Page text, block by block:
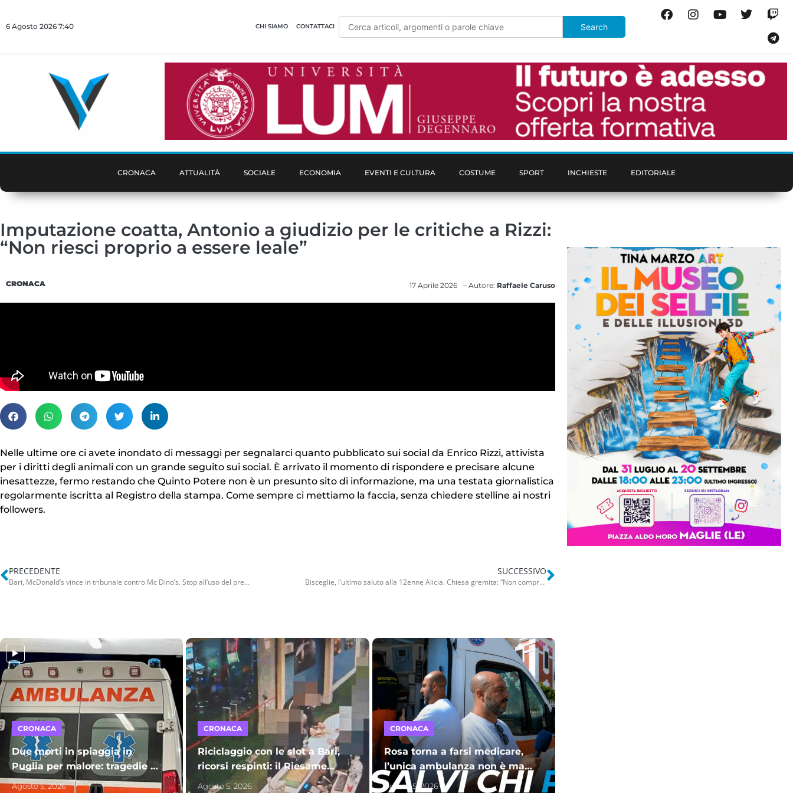
6 Agosto 2026 7:40 CHI SIAMO CONTATTACI
CRONACA ATTUALITÀ SOCIALE ECONOMIA EVENTI E CULTURA COSTUME SPORT INCHIESTE EDITORIALE
Imputazione coatta, Antonio a giudizio per le critiche a Rizzi:
“Non riesci proprio a essere leale”
CRONACA 17 Aprile 2026 – Autore: Raffaele Caruso
Nelle ultime ore ci avete inondato di messaggi per segnalarci quanto pubblicato sui social da Enrico Rizzi, attivista
per i diritti degli animali con un grande seguito sui social. È arrivato il momento di rispondere e precisare alcune
inesattezze, fermo restando che Quinto Potere non è un presunto sito di informazione, ma una testata giornalistica
regolarmente iscritta al Registro della stampa. Come sempre ci mettiamo la faccia, senza chiedere stelline ai nostri
followers.
PRECEDENTE
Bari, McDonald’s vince in tribunale contro Mc Dino’s. Stop all’uso del prefisso Mc: “È del colosso americano”
SUCCESSIVO
Bisceglie, l’ultimo saluto alla 12enne Alicia. Chiesa gremita: “Non comprendiamo il perché di questa morte”
CRONACA
Due morti in spiaggia in
Puglia per malore: tragedie a
Sant’Isidoro e Bisceglie. A
Agosto 5, 2026
CRONACA
Riciclaggio con le slot a Bari,
ricorsi respinti: il Riesame
conferma il carcere per sette
Agosto 5, 2026
CRONACA
Rosa torna a farsi medicare,
l’unica ambulanza non è mai
stata autorizzata: c’è da stare
Agosto 5, 2026